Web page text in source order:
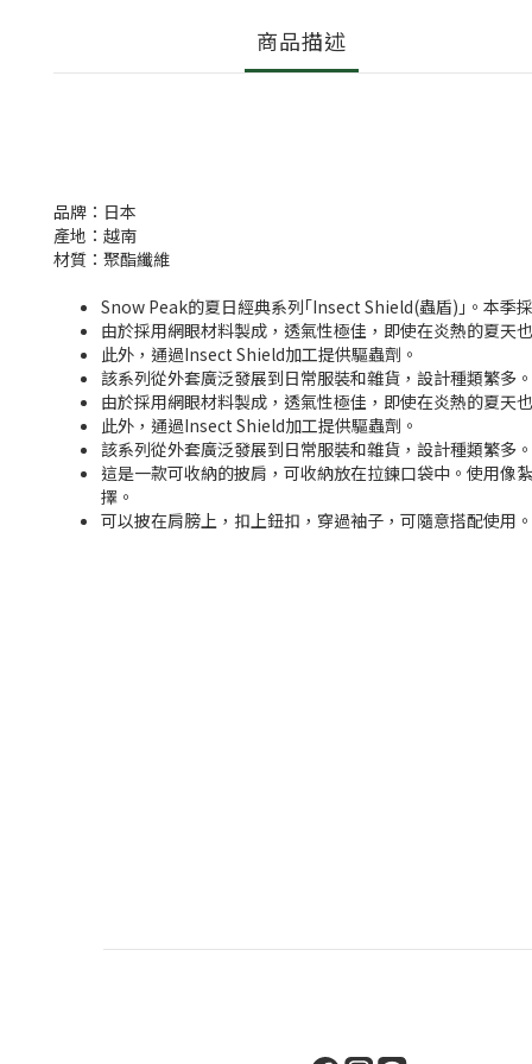
商品描述
品牌：日本
產地：越南
材質：聚酯纖維
Snow Peak的夏日經典系列｢Insect Shield(蟲盾)｣。本季
由於採用網眼材料製成，透氣性極佳，即使在炎熱的夏天
此外，通過Insect Shield加工提供驅蟲劑。
該系列從外套廣泛發展到日常服裝和雜貨，設計種類繁多。
由於採用網眼材料製成，透氣性極佳，即使在炎熱的夏天
此外，通過Insect Shield加工提供驅蟲劑。
該系列從外套廣泛發展到日常服裝和雜貨，設計種類繁多。
這是一款可收納的披肩，可收納放在拉鍊口袋中。使用像
擇。
可以披在肩膀上，扣上鈕扣，穿過袖子，可隨意搭配使用